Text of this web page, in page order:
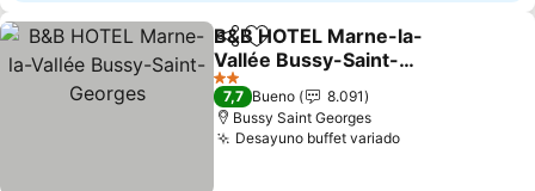
CompartirAñadir a favoritos
B&B HOTEL Marne-la-
Vallée Bussy-Saint-
Georges
Ver precios
2 Estrellas
7,7 Bueno
8.091
Bussy Saint Georges
Desayuno buffet variadoVer precios